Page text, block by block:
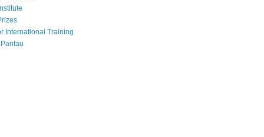
International Training